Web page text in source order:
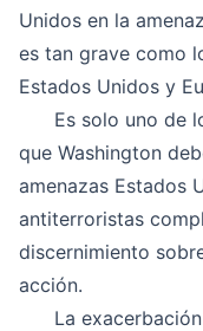
Unidos en la
es tan grave como
Estados Unidos y
Es solo uno de
que Washington
amenazas Estados
antiterroristas
discernimiento
acción.
La exacerbación